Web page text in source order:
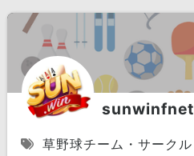
sunwinfnet
草野球チーム・サークル